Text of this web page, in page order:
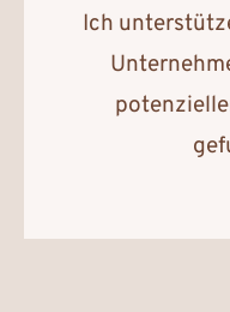
Ich